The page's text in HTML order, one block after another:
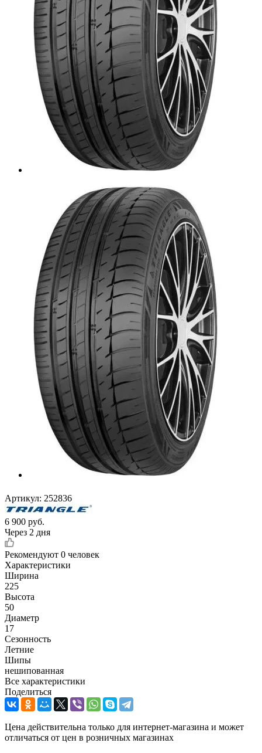
Артикул: 252836
6 900 руб.
Через 2 дня
Рекомендуют 0 человек
Характеристики
Ширина
225
Высота
50
Диаметр
17
Сезонность
Летние
Шипы
нешипованная
Все характеристики
Поделиться
Цена действительна только для интернет-магазина и может
отличаться от цен в розничных магазинах